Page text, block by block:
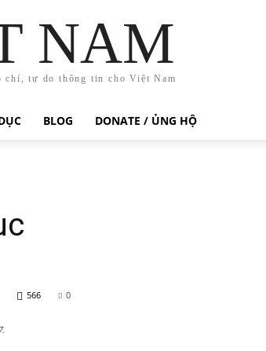
NAM
chí, tự do thông tin cho Việt Nam
BLOG DONATE / ỦNG HỘ
0
566